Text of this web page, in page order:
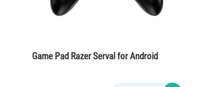
Game Pad Razer Serval for Android